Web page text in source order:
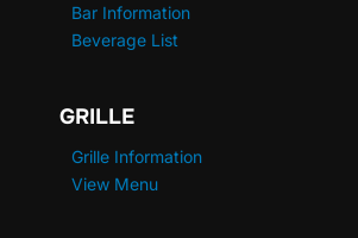
Bar Information
Beverage List
GRILLE
Grille Information
View Menu